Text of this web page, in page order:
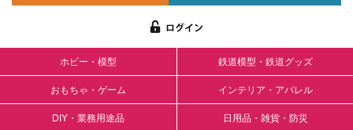
ホビー・模型 鉄道模型・鉄道グッズ
おもちゃ・ゲーム インテリア・アパレル
DIY・業務用途品 日用品・雑貨・防災